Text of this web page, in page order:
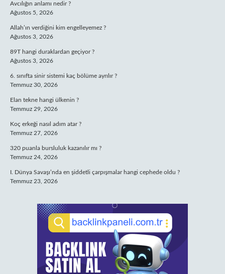
Avcılığın anlamı nedir ?
Ağustos 5, 2026
Allah’ın verdiğini kim engelleyemez ?
Ağustos 3, 2026
89T hangi duraklardan geçiyor ?
Ağustos 3, 2026
6. sınıfta sinir sistemi kaç bölüme ayrılır ?
Temmuz 30, 2026
Elan tekne hangi ülkenin ?
Temmuz 29, 2026
Koç erkeği nasıl adım atar ?
Temmuz 27, 2026
320 puanla bursluluk kazanılır mı ?
Temmuz 24, 2026
I. Dünya Savaşı’nda en şiddetli çarpışmalar hangi cephede oldu ?
Temmuz 23, 2026